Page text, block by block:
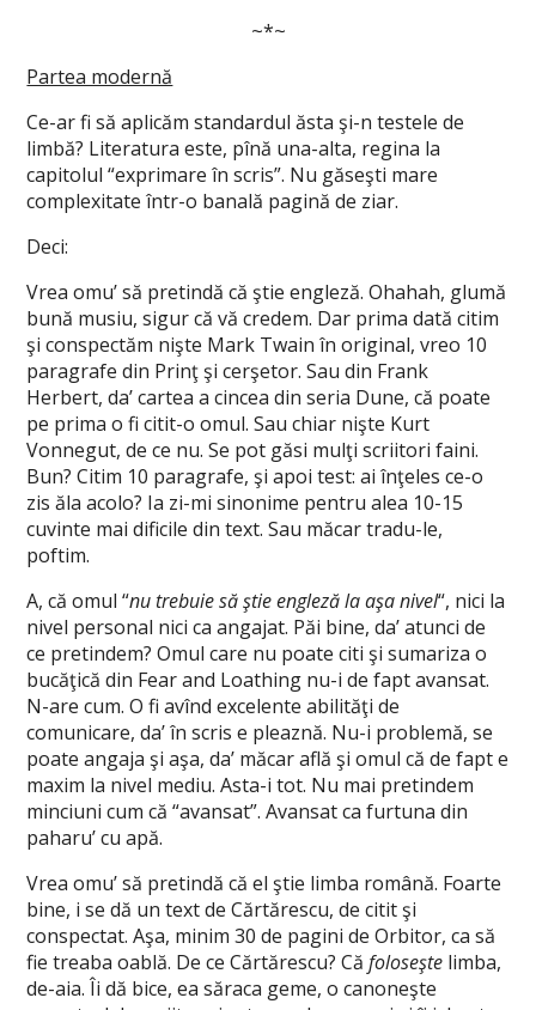
~*~
Partea modernă
Ce-ar fi să aplicăm standardul ăsta şi-n testele de
limbă? Literatura este, pînă una-alta, regina la
capitolul “exprimare în scris”. Nu găseşti mare
complexitate într-o banală pagină de ziar.
Deci:
Vrea omu’ să pretindă că ştie engleză. Ohahah, glumă
bună musiu, sigur că vă credem. Dar prima dată citim
şi conspectăm nişte Mark Twain în original, vreo 10
paragrafe din Prinţ şi cerşetor. Sau din Frank
Herbert, da’ cartea a cincea din seria Dune, că poate
pe prima o fi citit-o omul. Sau chiar nişte Kurt
Vonnegut, de ce nu. Se pot găsi mulţi scriitori faini.
Bun? Citim 10 paragrafe, şi apoi test: ai înţeles ce-o
zis ăla acolo? Ia zi-mi sinonime pentru alea 10-15
cuvinte mai dificile din text. Sau măcar tradu-le,
poftim.
A, că omul “nu trebuie să ştie engleză la aşa nivel“, nici la
nivel personal nici ca angajat. Păi bine, da’ atunci de
ce pretindem? Omul care nu poate citi şi sumariza o
bucăţică din Fear and Loathing nu-i de fapt avansat.
N-are cum. O fi avînd excelente abilităţi de
comunicare, da’ în scris e pleaznă. Nu-i problemă, se
poate angaja şi aşa, da’ măcar află şi omul că de fapt e
maxim la nivel mediu. Asta-i tot. Nu mai pretindem
minciuni cum că “avansat”. Avansat ca furtuna din
paharu’ cu apă.
Vrea omu’ să pretindă că el ştie limba română. Foarte
bine, i se dă un text de Cărtărescu, de citit şi
conspectat. Aşa, minim 30 de pagini de Orbitor, ca să
fie treaba oablă. De ce Cărtărescu? Căfoloseşte limba,
de-aia. Îi dă bice, ea săraca geme, o canoneşte